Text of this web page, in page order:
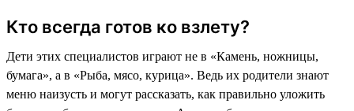
Кто всегда готов ко взлету?
Дети этих специалистов играют не в «Камень, ножницы,
бумага», а в «Рыба, мясо, курица». Ведь их родители знают
меню наизусть и могут рассказать, как правильно уложить